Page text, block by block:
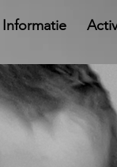
Informatie